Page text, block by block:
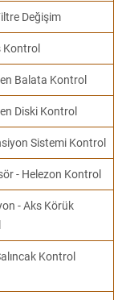
Değişim
Kontrol
Balata Kontrol
Diski Kontrol
Sistemi Kontrol
- Helezon Kontrol
- Aks Körük
Kontrol